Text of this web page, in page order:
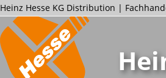
Heinz Hesse KG Distribution |